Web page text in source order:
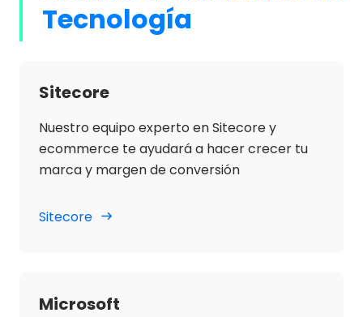
Tecnología
Sitecore
Nuestro equipo experto en Sitecore y
ecommerce te ayudará a hacer crecer tu
marca y margen de conversión
Sitecore
Microsoft